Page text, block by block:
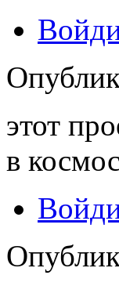
этот
в